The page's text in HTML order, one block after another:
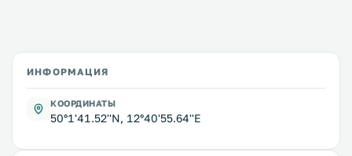
ИНФОРМАЦИЯ
КООРДИНАТЫ
50°1'41.52''N, 12°40'55.64''E